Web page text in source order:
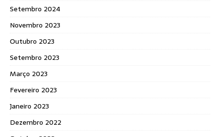
Setembro 2024
Novembro 2023
Outubro 2023
Setembro 2023
Março 2023
Fevereiro 2023
Janeiro 2023
Dezembro 2022